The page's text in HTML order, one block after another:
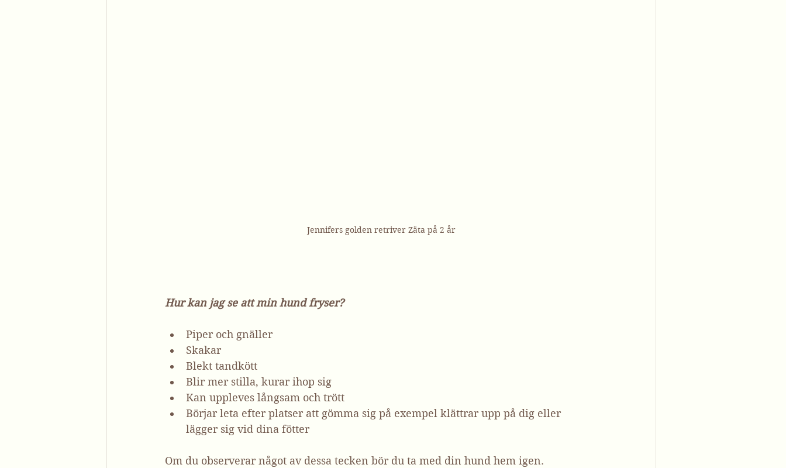
Jennifers golden retriver Zäta på 2 år
Hur kan jag se att min hund fryser?
Piper och gnäller
Skakar
Blekt tandkött
Blir mer stilla, kurar ihop sig
Kan uppleves långsam och trött
Börjar leta efter platser att gömma sig på exempel klättrar upp på dig eller
lägger sig vid dina fötter
Om du observerar något av dessa tecken bör du ta med din hund hem igen.